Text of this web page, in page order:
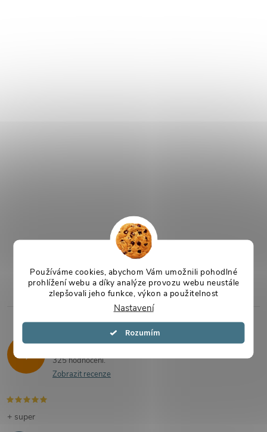
Používáme cookies, abychom Vám umožnili pohodlné
prohlížení webu a díky analýze provozu webu neustále
zlepšovali jeho funkce, výkon a použitelnost
Nastavení
Souhlasím
4,9 Hodnocení zákazníků
325 hodnocení
Zobrazit recenze
+ super